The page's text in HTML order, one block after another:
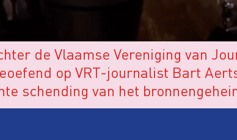
de Vlaamse Vereniging van
op VRT-journalist Bart
schending van het